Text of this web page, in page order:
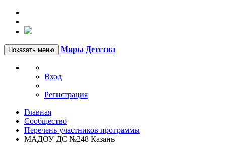
Показать меню Миры Детства
Вход
Регистрация
Главная
Сообщество
Перечень участников программы
МАДОУ ДС №248 Казань